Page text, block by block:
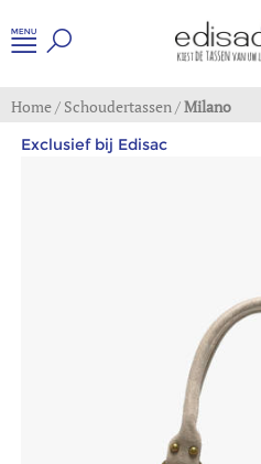
Home/ Schoudertassen/Milano
Exclusief bij Edisac